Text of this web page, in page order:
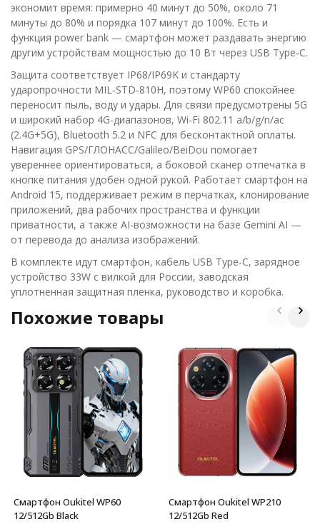
экономит время: примерно 40 минут до 50%, около 71
минуты до 80% и порядка 107 минут до 100%. Есть и
функция power bank — смартфон может раздавать энергию
другим устройствам мощностью до 10 Вт через USB Type‑C.
Защита соответствует IP68/IP69K и стандарту
ударопрочности MIL‑STD‑810H, поэтому WP60 спокойнее
переносит пыль, воду и удары. Для связи предусмотрены 5G
и широкий набор 4G-диапазонов, Wi‑Fi 802.11 a/b/g/n/ac
(2.4G+5G), Bluetooth 5.2 и NFC для бесконтактной оплаты.
Навигация GPS/ГЛОНАСС/Galileo/BeiDou помогает
увереннее ориентироваться, а боковой сканер отпечатка в
кнопке питания удобен одной рукой. Работает смартфон на
Android 15, поддерживает режим в перчатках, клонирование
приложений, два рабочих пространства и функции
приватности, а также AI-возможности на базе Gemini AI —
от перевода до анализа изображений.
В комплекте идут смартфон, кабель USB Type‑C, зарядное
устройство 33W с вилкой для России, заводская
уплотненная защитная пленка, руководство и коробка.
Похожие товары
Смартфон Oukitel WP60
12/512Gb Black
Смартфон Oukitel WP210
12/512Gb Red